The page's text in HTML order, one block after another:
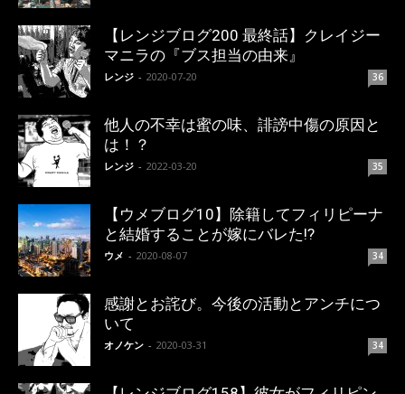
【レンジブログ200 最終話】クレイジー
マニラの『ブス担当の由来』
レンジ - 2020-07-20 36
他人の不幸は蜜の味、誹謗中傷の原因と
は！？
レンジ - 2022-03-20 35
【ウメブログ10】除籍してフィリピーナ
と結婚することが嫁にバレた!?
ウメ - 2020-08-07 34
感謝とお詫び。今後の活動とアンチにつ
いて
オノケン - 2020-03-31 34